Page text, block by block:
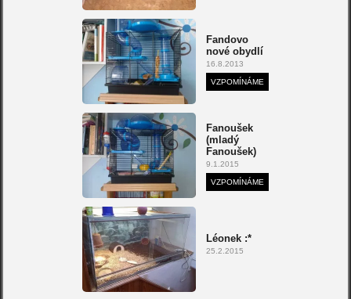
Fandovo
nové obydlí
16.8.2013
VZPOMÍNÁME
Fanoušek
(mladý
Fanoušek)
9.1.2015
VZPOMÍNÁME
Léonek :*
25.2.2015